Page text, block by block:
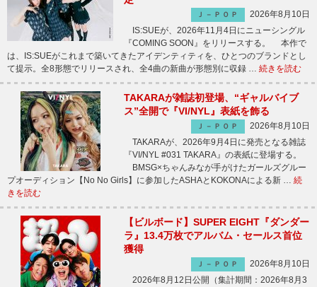
Ｊ－ＰＯＰ
2026年8月10日
IS:SUEが、2026年11月4日にニューシングル
『COMING SOON』をリリースする。 本作で
は、IS:SUEがこれまで築いてきたアイデンティティを、ひとつのブランドとし
て提示。全8形態でリリースされ、全4曲の新曲が形態別に収録 … 続きを読む
TAKARAが雑誌初登場、“ギャルバイブ
ス”全開で『VI/NYL』表紙を飾る
Ｊ－ＰＯＰ
2026年8月10日
TAKARAが、2026年9月4日に発売となる雑誌
『VI/NYL #031 TAKARA』の表紙に登場する。
BMSG×ちゃんみなが手がけたガールズグルー
プオーディション【No No Girls】に参加したASHAとKOKONAによる新 … 続
きを読む
【ビルボード】SUPER EIGHT『ダンダー
ラ』13.4万枚でアルバム・セールス首位
獲得
Ｊ－ＰＯＰ
2026年8月10日
2026年8月12日公開（集計期間：2026年8月3